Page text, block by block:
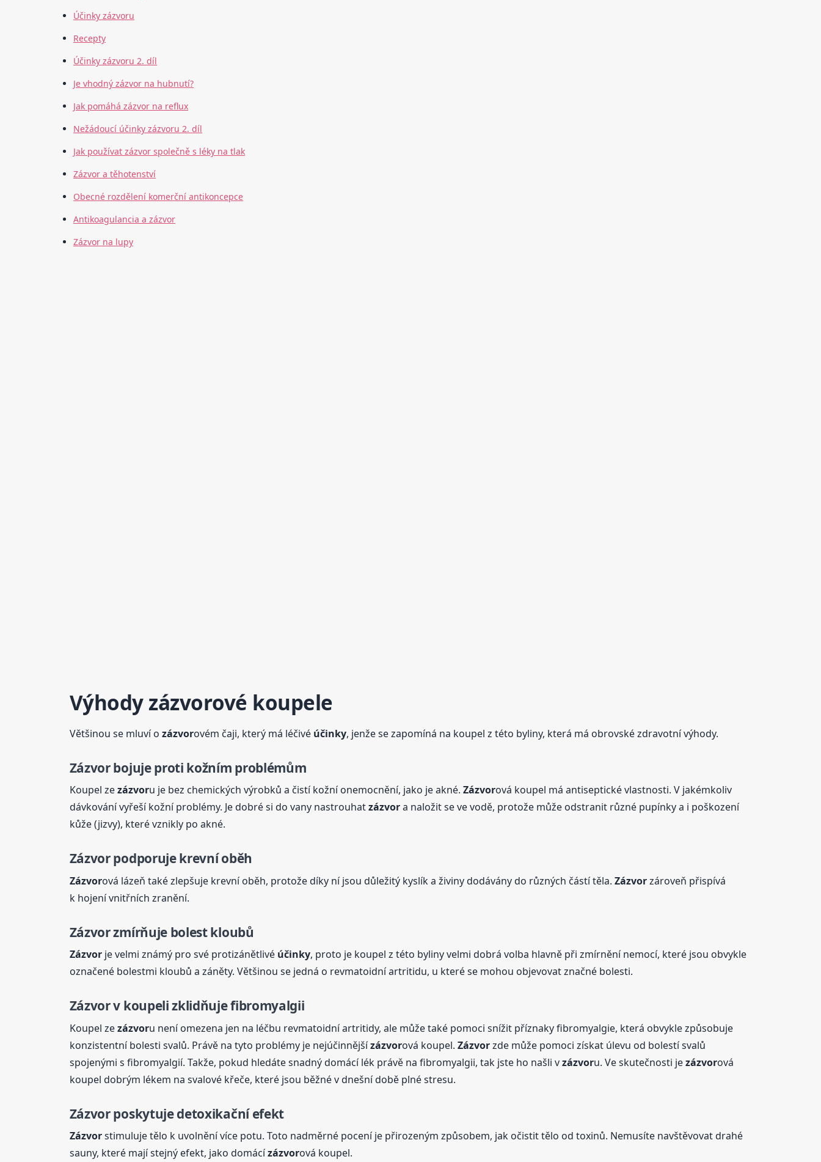
Účinky zázvoru
Recepty
Účinky zázvoru 2. díl
Je vhodný zázvor na hubnutí?
Jak pomáhá zázvor na reflux
Nežádoucí účinky zázvoru 2. díl
Jak používat zázvor společně s léky na tlak
Zázvor a těhotenství
Obecné rozdělení komerční antikoncepce
Antikoagulancia a zázvor
Zázvor na lupy
Výhodyzázvorové koupele
Většinou se mluví o zázvorovém čaji, který má léčivé účinky, jenže se zapomíná na koupel z této byliny, která má obrovské zdravotní výhody.
Zázvorbojuje proti kožním problémům
Koupel zezázvoru je bez chemických výrobků a čistí kožní onemocnění, jako je akné. Zázvorová koupel má antiseptické vlastnosti. V jakémkoliv
dávkování vyřeší kožní problémy. Je dobré si do vany nastrouhatzázvora naložit se ve vodě, protože může odstranit různé pupínky a i poškození
kůže (jizvy), které vznikly po akné.
Zázvorpodporuje krevní oběh
Zázvorová lázeň také zlepšuje krevní oběh, protože díky ní jsou důležitý kyslík a živiny dodávány do různých částí těla. Zázvorzároveň přispívá
k hojení vnitřních zranění.
Zázvorzmírňuje bolest kloubů
Zázvorje velmi známý pro své protizánětlivé účinky, proto je koupel z této byliny velmi dobrá volba hlavně při zmírnění nemocí, které jsou obvykle
označené bolestmi kloubů a záněty. Většinou se jedná o revmatoidní artritidu, u které se mohou objevovat značné bolesti.
Zázvorv koupeli zklidňuje fibromyalgii
Koupel zezázvoru není omezena jen na léčbu revmatoidní artritidy, ale může také pomoci snížit příznaky fibromyalgie, která obvykle způsobuje
konzistentní bolesti svalů. Právě na tyto problémy je nejúčinnějšízázvorová koupel. Zázvorzde může pomoci získat úlevu od bolestí svalů
spojenými s fibromyalgií. Takže, pokud hledáte snadný domácí lék právě na fibromyalgii, tak jste ho našli vzázvoru. Ve skutečnosti jezázvorová
koupel dobrým lékem na svalové křeče, které jsou běžné v dnešní době plné stresu.
Zázvorposkytuje detoxikační efekt
Zázvorstimuluje tělo k uvolnění více potu. Toto nadměrné pocení je přirozeným způsobem, jak očistit tělo od toxinů. Nemusíte navštěvovat drahé
sauny, které mají stejný efekt, jako domácízázvorová koupel.